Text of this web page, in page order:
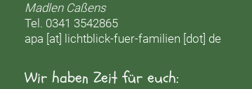
Madlen Caßens
Tel. 0341 3542865
apa [at] lichtblick-fuer-familien [dot] de
Wir haben Zeit für euch: